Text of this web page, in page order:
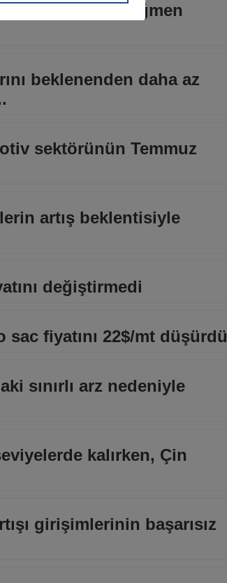
düşüşe rağmen
beklenenden daha az
sektörünün Temmuz
artış beklentisiyle
değiştirmedi
fiyatını 22$/mt düşürdü
sınırlı arz nedeniyle
kalırken, Çin
girişimlerinin başarısız